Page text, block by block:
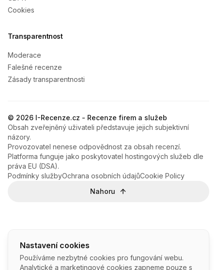
Nastavení cookies
Používáme nezbytné cookies pro fungování webu.
Analytické a marketingové cookies zapneme pouze s
Cookies
Transparentnost
Moderace
Falešné recenze
Zásady transparentnosti
© 2026 I-Recenze.cz - Recenze firem a služeb
Obsah zveřejněný uživateli představuje jejich subjektivní
názory.
Provozovatel nenese odpovědnost za obsah recenzí.
Platforma funguje jako poskytovatel hostingových služeb dle
práva EU (DSA).
Podmínky službyOchrana osobních údajůCookie Policy
Nahoru